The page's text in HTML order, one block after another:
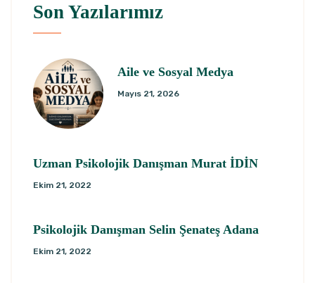
Son Yazılarımız
Aile ve Sosyal Medya
Mayıs 21, 2026
Uzman Psikolojik Danışman Murat İDİN
Ekim 21, 2022
Psikolojik Danışman Selin Şenateş Adana
Ekim 21, 2022